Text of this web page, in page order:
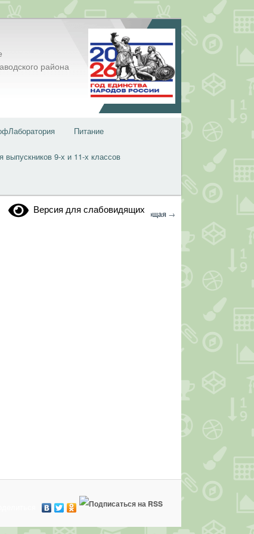
района
Питание
выпускников 9-х и 11-х классов
Версия для слабовидящих
Навигация
← Предыдущая Следующая →